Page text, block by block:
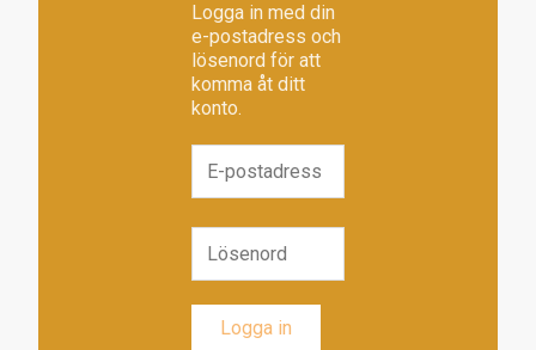
Logga in med din
e-postadress och
lösenord för att
komma åt ditt
konto.